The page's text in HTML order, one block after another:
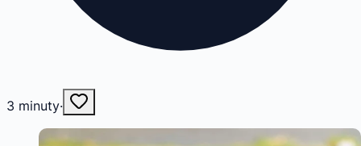
3 minuty·